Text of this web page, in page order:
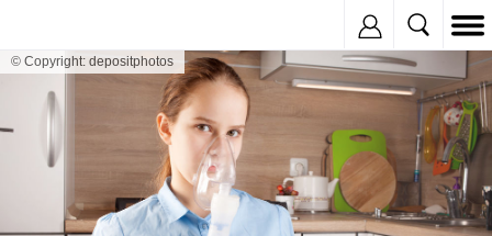
© Copyright: depositphotos